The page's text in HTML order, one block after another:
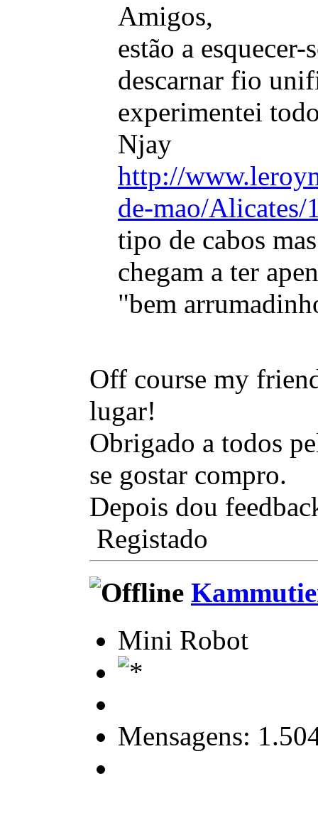
Amigos,
estão a
descarnar fio
experimentei
Njay
http://
de-mao/Alicates/
tipo de cabos
chegam a ter
"bem
Off course my
lugar!
Obrigado a todos
se gostar compro.
Depois dou
Registado
Mini Robot
Mensagens: